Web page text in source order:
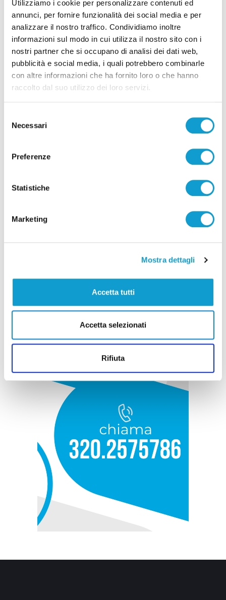
Utilizziamo i cookie per personalizzare contenuti ed
annunci, per fornire funzionalità dei social media e per
analizzare il nostro traffico. Condividiamo inoltre
informazioni sul modo in cui utilizza il nostro sito con i
nostri partner che si occupano di analisi dei dati web,
pubblicità e social media, i quali potrebbero combinarle
con altre informazioni che ha fornito loro o che hanno
raccolto dal suo utilizzo dei loro servizi.
delNecessari
Preferenze
Statistiche
Marketing
Mostra dettagli
Accetta tutti
Accetta selezionati
Rifiuta
Pubblicità